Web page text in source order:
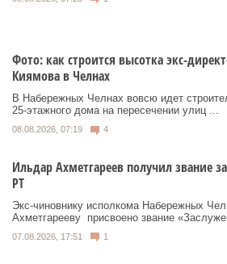
Фото: как строится высотка экс-
Киямова в Челнах
В Набережных Челнах вовсю идет
25‑этажного дома на пересечении улиц ...
08.08.2026, 07:19 4
Ильдар Ахметгареев получил звание
РТ
Экс‑чиновнику исполкома Набережных
Ахметгарееву присвоено звание
07.08.2026, 17:51 1